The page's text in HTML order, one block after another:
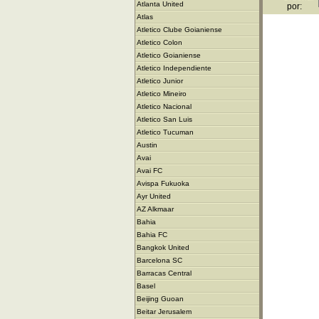
Atlanta United
Atlas
Atletico Clube Goianiense
Atletico Colon
Atletico Goianiense
Atletico Independiente
Atletico Junior
Atletico Mineiro
Atletico Nacional
Atletico San Luis
Atletico Tucuman
Austin
Avai
Avai FC
Avispa Fukuoka
Ayr United
AZ Alkmaar
Bahia
Bahia FC
Bangkok United
Barcelona SC
Barracas Central
Basel
Beijing Guoan
Beitar Jerusalem
por: